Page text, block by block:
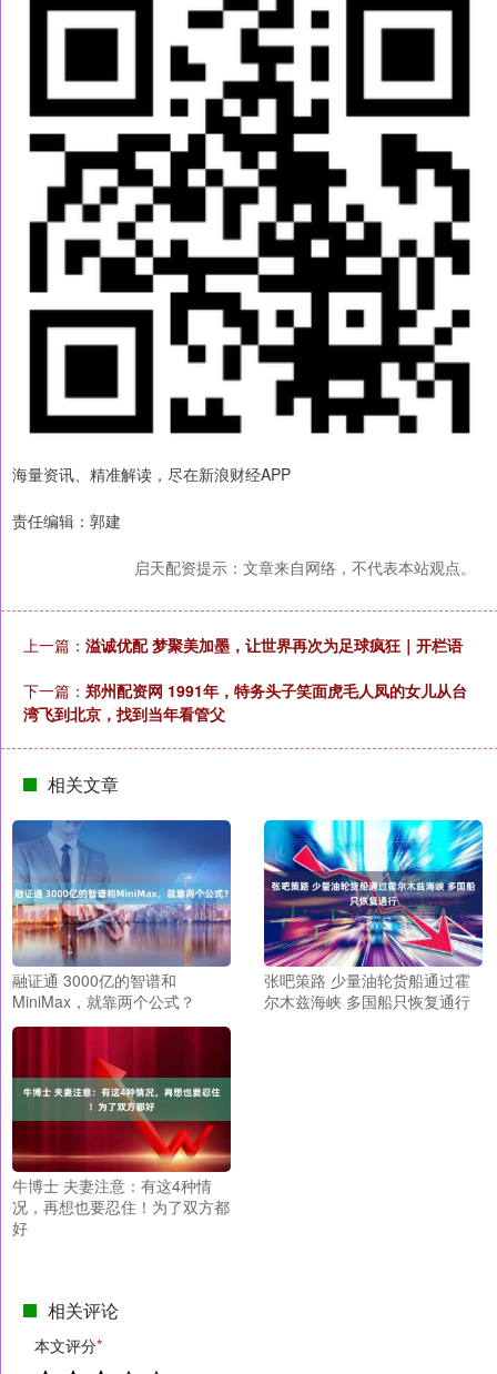
海量资讯、精准解读，尽在新浪财经APP
责任编辑：郭建
启天配资提示：文章来自网络，不代表本站观点。
上一篇： 溢诚优配 梦聚美加墨，让世界再次为足球疯狂｜开栏语
下一篇： 郑州配资网 1991年，特务头子笑面虎毛人凤的女儿从台
湾飞到北京，找到当年看管父
相关文章
融证通 3000亿的智谱和
MiniMax，就靠两个公式？
张吧策路 少量油轮货船通过霍
尔木兹海峡 多国船只恢复通行
牛博士 夫妻注意：有这4种情
况，再想也要忍住！为了双方都
好
相关评论
本文评分*